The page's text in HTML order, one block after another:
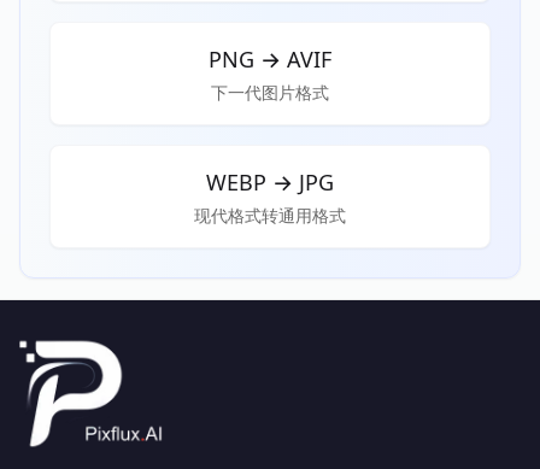
PNG → AVIF
下一代图片格式
WEBP → JPG
现代格式转通用格式